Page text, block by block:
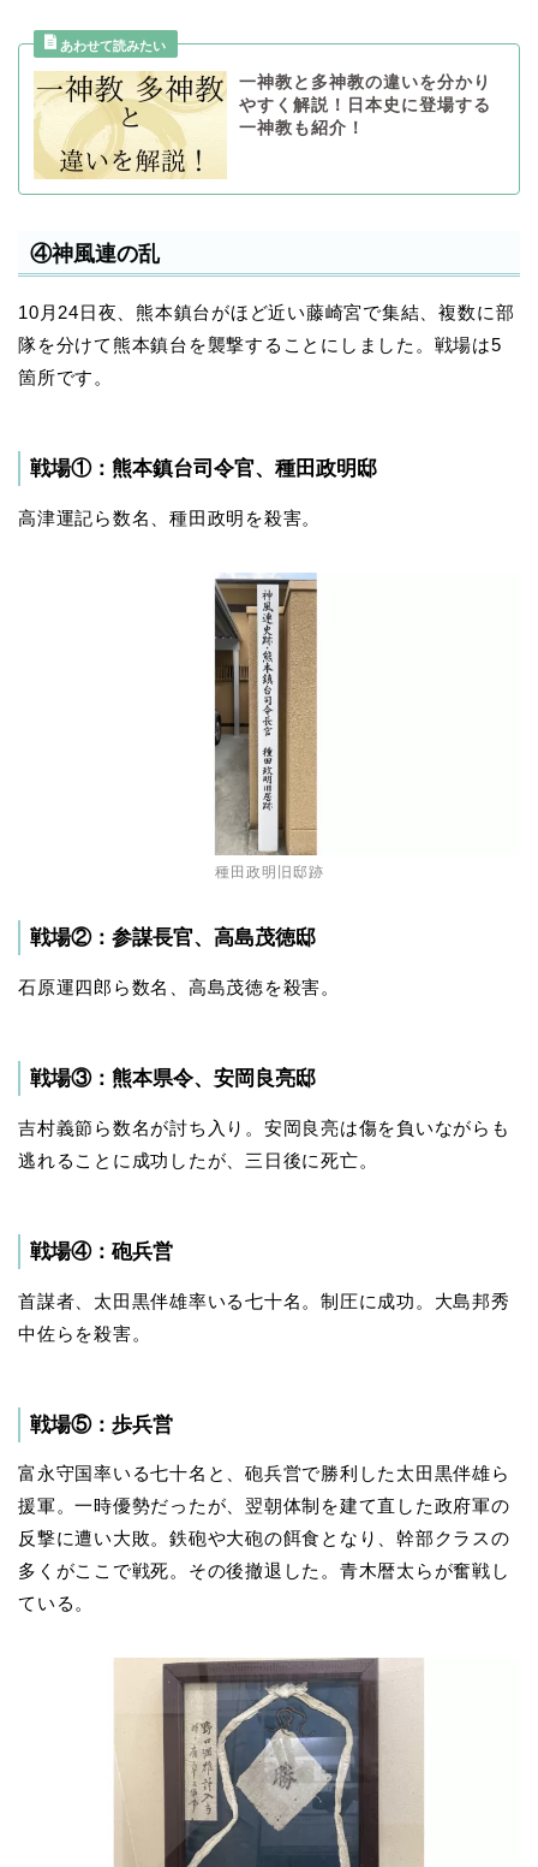
一神教と多神教の違いを分かり
やすく解説！日本史に登場する
一神教も紹介！
④神風連の乱
10月24日夜、熊本鎮台がほど近い藤崎宮で集結、複数に部
隊を分けて熊本鎮台を襲撃することにしました。戦場は5
箇所です。
戦場①：熊本鎮台司令官、種田政明邸
高津運記ら数名、種田政明を殺害。
種田政明旧邸跡
戦場②：参謀長官、高島茂徳邸
石原運四郎ら数名、高島茂徳を殺害。
戦場③：熊本県令、安岡良亮邸
吉村義節ら数名が討ち入り。安岡良亮は傷を負いながらも
逃れることに成功したが、三日後に死亡。
戦場④：砲兵営
首謀者、太田黒伴雄率いる七十名。制圧に成功。大島邦秀
中佐らを殺害。
戦場⑤：歩兵営
富永守国率いる七十名と、砲兵営で勝利した太田黒伴雄ら
援軍。一時優勢だったが、翌朝体制を建て直した政府軍の
反撃に遭い大敗。鉄砲や大砲の餌食となり、幹部クラスの
多くがここで戦死。その後撤退した。青木暦太らが奮戦し
ている。